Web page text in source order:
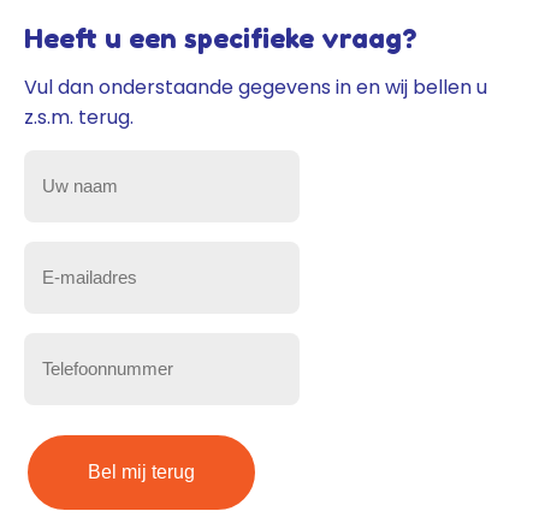
Heeft u een specifieke vraag?
Vul dan onderstaande gegevens in en wij bellen u
z.s.m. terug.
Uw
Telefoonnummer